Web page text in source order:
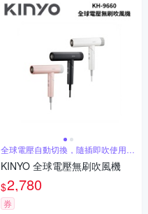
全球電壓自動切換，隨插即吹使用地
區不受限
KINYO 全球電壓無刷吹風機
$2,780
券